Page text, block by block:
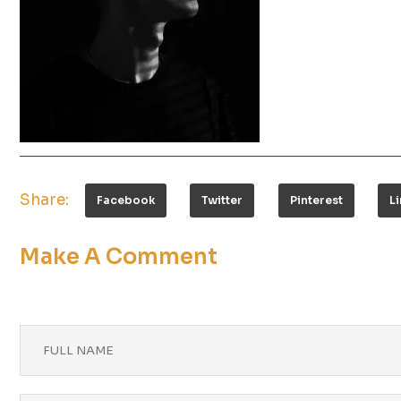
Share: Facebook Twitter Pinterest
Make A Comment